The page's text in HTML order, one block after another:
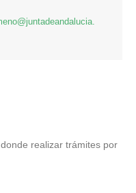
realizar trámites por